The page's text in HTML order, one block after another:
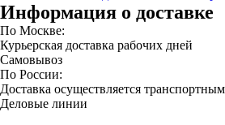
Информация о доставке
По Москве:
Курьерская доставка рабочих дней
Самовывоз
По России:
Доставка осуществляется
Деловые линии